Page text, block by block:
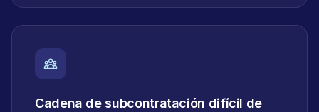
Cadena de subcontratación difícil de